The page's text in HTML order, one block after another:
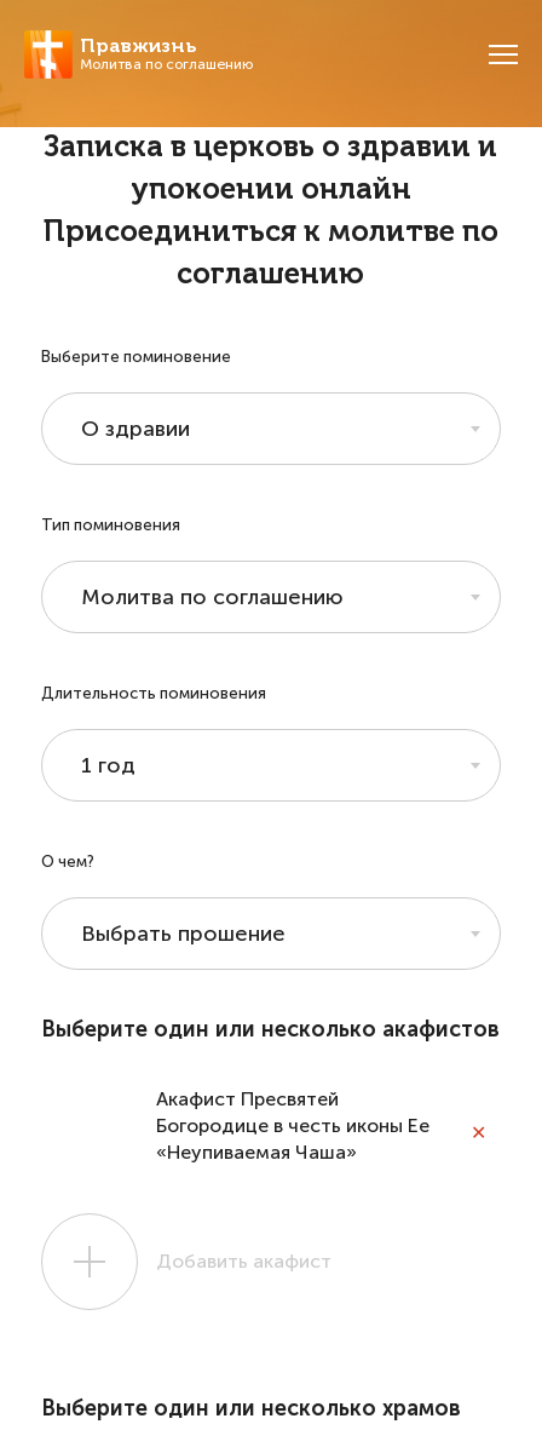
Правжизнь
Молитва по соглашению
Записка в церковь о здравии и
упокоении онлайн
Присоединиться к молитве по
соглашению
Выберите поминовение
О здравии
Тип поминовения
Молитва по соглашению
Длительность поминовения
1 год
О чем?
Выбрать прошение
Выберите один или несколько акафистов
Акафист Пресвятей
Богородице в честь иконы Ее
«Неупиваемая Чаша»
✕
Добавить акафист
Выберите один или несколько храмов